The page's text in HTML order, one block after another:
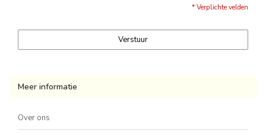
* Verplichte velden
Verstuur
Meer informatie
Over ons